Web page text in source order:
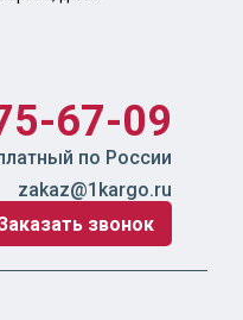
67-09
по России
zakaz@1kargo.ru
звонок